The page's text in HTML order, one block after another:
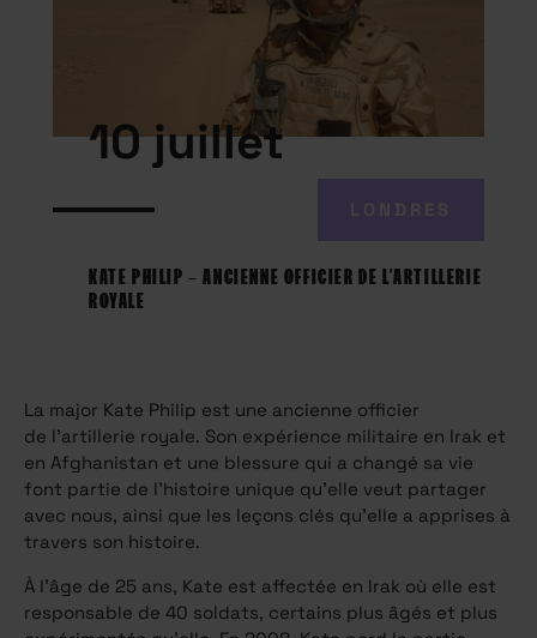
10 juillet
KATE PHILIP – ANCIENNE OFFICIER DE L’ARTILLERIE
ROYALE
La major Kate Philip est une ancienne officier
de l’artillerie royale. Son expérience militaire en Irak et
en Afghanistan et une blessure qui a changé sa vie
font partie de l’histoire unique qu’elle veut partager
avec nous, ainsi que les leçons clés qu’elle a apprises à
travers son histoire.
À l’âge de 25 ans, Kate est affectée en Irak où elle est
responsable de 40 soldats, certains plus âgés et plus